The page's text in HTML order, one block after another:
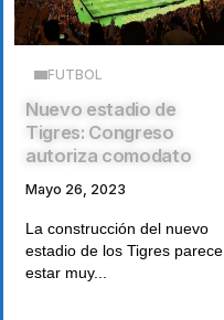
FUTBOL
Nuevo estadio de
Tigres: Congreso
autoriza comodato
Mayo 26, 2023
La construcción del nuevo
estadio de los Tigres parece
estar muy...